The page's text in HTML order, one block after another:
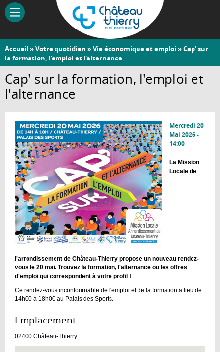
Aller
contenu
Château-
Thierry
Vous
êtes
ici
Accueil »Votre quotidien »Vie économique et emploi » Cap' sur
la formation, l'emploi et l'alternance
Cap' sur la formation, l'emploi et
l'alternance
Mercredi 20
Mai 2026 -
14:00
La Mission
Locale de
l'arrondissement de Château-Thierry propose un nouveau rendez-
vous le 20 mai. Trouvez la formation, l'alternance ou les offres
d'emploi qui correspondent à votre profil !
Ce rendez-vous incontournable de l'emploi et de la formation a lieu de
14h00 à 18h00 au Palais des Sports.
Emplacement :
02400 Château-Thierry